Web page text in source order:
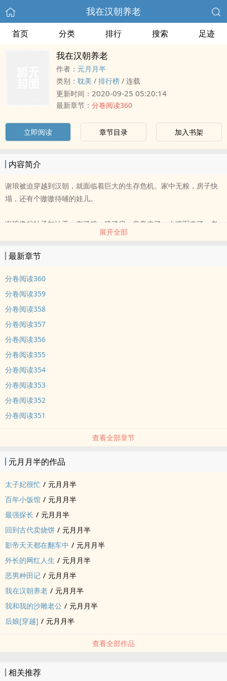
我在汉朝养老
首页 分类 排行 搜索 足迹
我在汉朝养老
作者： 元月月半
类别： 耽美 / 排行榜 / 连载
更新时间： 2020-09-25 05:20:14
最新章节： 分卷阅读360
立即阅读 章节目录 加入书架
内容简介
谢琅被迫穿越到汉朝，就面临着巨大的生存危机。家中无粮，房子快
塌，还有个嗷嗷待哺的娃儿。
谢琅撸起袖子加油干，有了粮，建了房，皇帝来了，大将军来了，老
虎来了，猴哥来了，熊猫也来了......
谢琅仰天长叹，他只想在汉朝养老而已。
况每天上午九点更新
内容标签： 随身空间 穿越时空 种田文 市井生活
展开全部
最新章节
分卷阅读360
分卷阅读359
分卷阅读358
分卷阅读357
分卷阅读356
分卷阅读355
分卷阅读354
分卷阅读353
分卷阅读352
分卷阅读351
查看全部章节
元月月半的作品
太子妃很忙 / 元月月半
百年小饭馆 / 元月月半
最强探长 / 元月月半
回到古代卖烧饼 / 元月月半
影帝天天都在翻车中 / 元月月半
外长的网红人生 / 元月月半
恶男种田记 / 元月月半
我在汉朝养老 / 元月月半
我和我的沙雕老公 / 元月月半
后娘[穿越] / 元月月半
查看全部作品
相关推荐